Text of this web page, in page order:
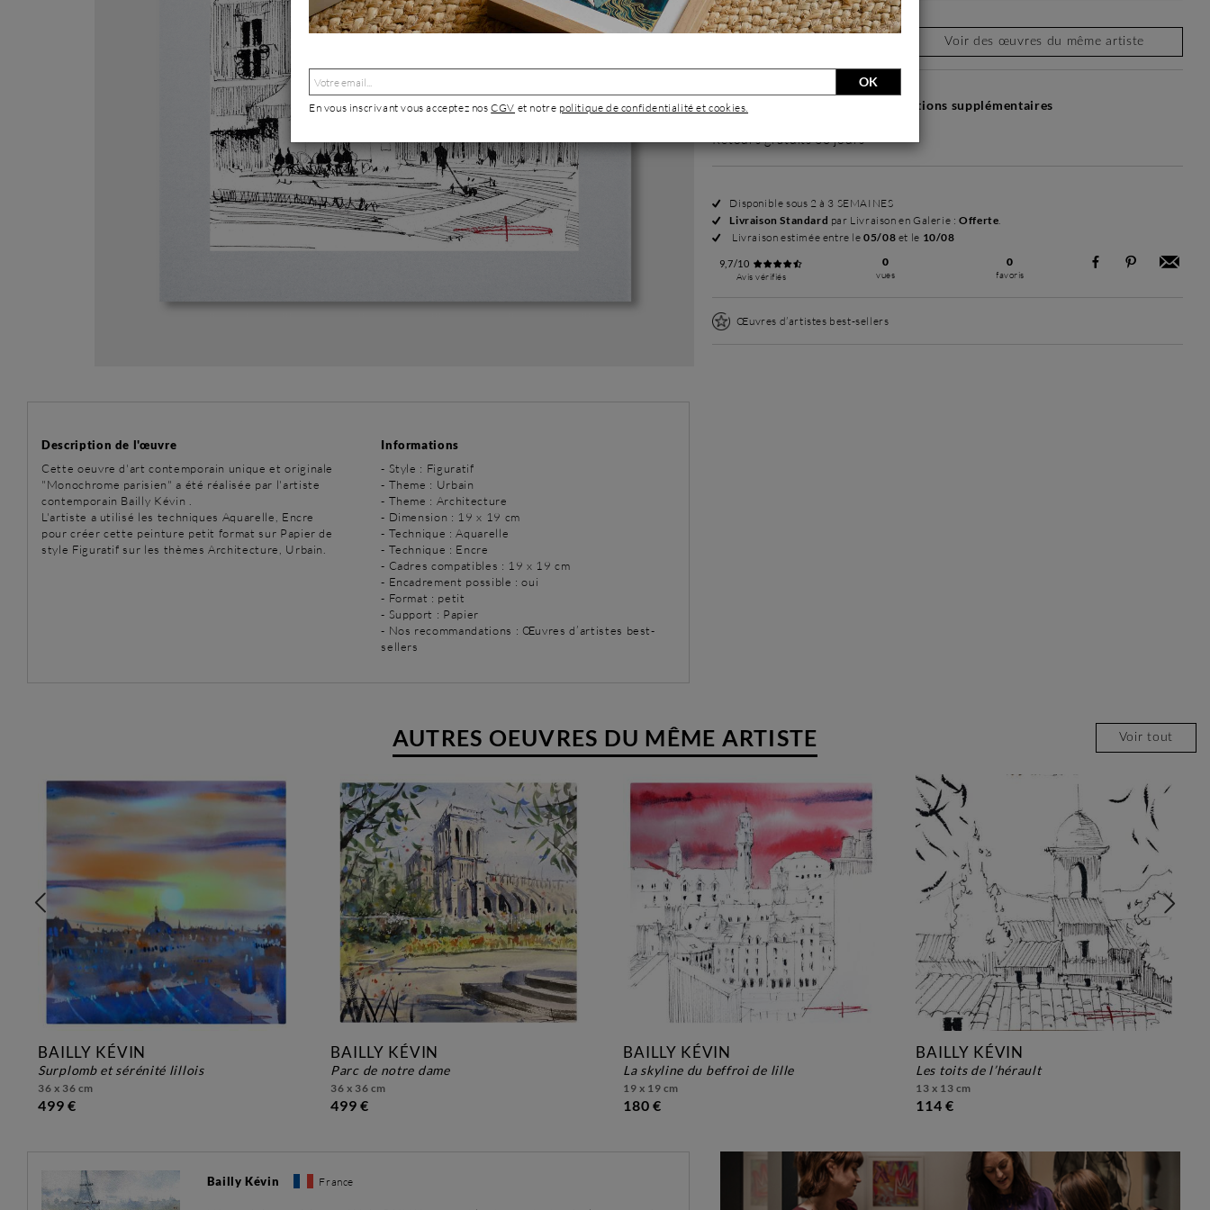
180 €
Voir des œuvres du même artiste
Demande de photos ou d'informations supplémentaires
Retours gratuits 30 jours
Disponible sous 2 à 3 SEMAINES
Livraison Standard par Livraison en Galerie :Offerte.
Livraison estimée entre le05/08 et le 10/08
9,7/10
Avis vérifiés
0
vues
0
favoris
Œuvres d’artistes best-sellers
Description de l'œuvre
Cette oeuvre d'art contemporain unique et originale
"Monochrome parisien" a été réalisée par l'artiste
contemporain Bailly Kévin .
L'artiste a utilisé les techniques Aquarelle, Encre
pour créer cette peinture petit format sur Papier de
style Figuratif sur les thèmes Architecture, Urbain.
Informations
- Style : Figuratif
- Theme : Urbain
- Theme : Architecture
- Dimension : 19 x 19 cm
- Technique : Aquarelle
- Technique : Encre
- Cadres compatibles : 19 x 19 cm
- Encadrement possible : oui
- Format : petit
- Support : Papier
- Nos recommandations : Œuvres d’artistes best-
sellers
AUTRES OEUVRES DU MÊME ARTISTE Voir tout
BAILLY KÉVIN
surplomb et sérénité lillois
36 x 36 cm
499 €
BAILLY KÉVIN
parc de notre dame
36 x 36 cm
499 €
BAILLY KÉVIN
la skyline du beffroi de lille
19 x 19 cm
180 €
BAILLY KÉVIN
les toits de l’hérault
13 x 13 cm
114 €
Bailly Kévin France
OK
En vous inscrivant vous acceptez nosCGV et notre politique de confidentialité et cookies.